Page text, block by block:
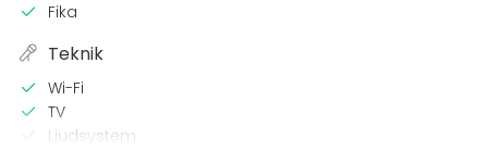
Fika
Teknik
Wi-Fi
TV
Ljudsystem